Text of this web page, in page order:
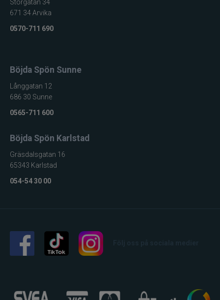
Storgatan 34
671 34 Arvika
0570-711 690
Böjda Spön Sunne
Långgatan 12
686 30 Sunne
0565-711 600
Böjda Spön Karlstad
Gräsdalsgatan 16
65343 Karlstad
054-54 30 00